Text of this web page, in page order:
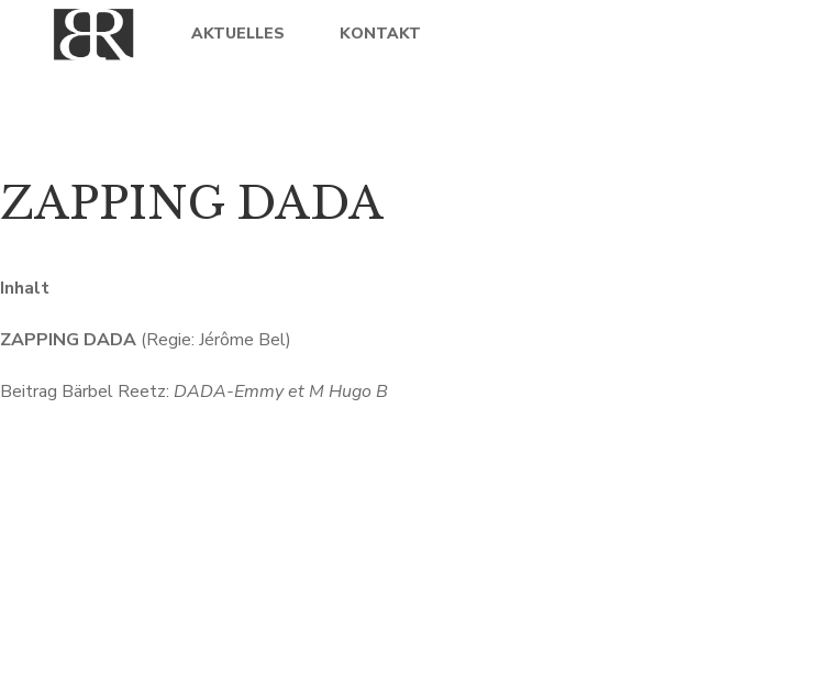
AKTUELLES KONTAKT
ZAPPING DADA
Inhalt
ZAPPING DADA (Regie: Jérôme Bel)
Beitrag Bärbel Reetz: DADA-Emmy et M Hugo B